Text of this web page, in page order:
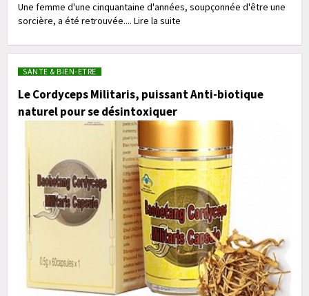
Une femme d'une cinquantaine d'années, soupçonnée d'être une
sorcière, a été retrouvée.... Lire la suite
SANTE & BIEN-ETRE
Le Cordyceps Militaris, puissant Anti-biotique
naturel pour se désintoxiquer